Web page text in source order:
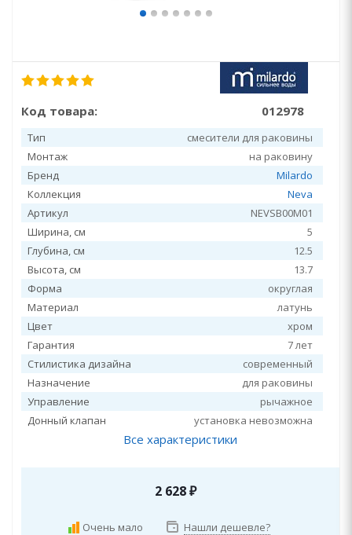
Код товара: 012978
Тип
смесители для раковины
Монтаж
на раковину
Бренд
Milardo
Коллекция
Neva
Артикул
NEVSB00M01
Ширина, см
5
Глубина, см
12.5
Высота, см
13.7
Форма
округлая
Материал
латунь
Цвет
хром
Гарантия
7 лет
Стилистика дизайна
современный
Назначение
для раковины
Управление
рычажное
Донный клапан
установка невозможна
Все характеристики
2 628₽
Очень мало Нашли дешевле?